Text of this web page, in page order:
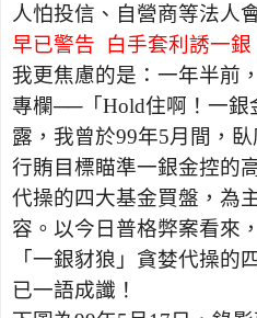
人怕投信、自營商等法人
早已警告
白手套利誘一銀
我更焦慮的是：一年半前
專欄──「Hold住啊！一銀
露，我曾於99年5月間，
行賄目標瞄準一銀金控的
代操的四大基金買盤，為
容。以今日普格弊案看來
「一銀豺狼」貪婪代操的
已一語成讖！